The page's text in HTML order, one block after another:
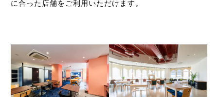
に合った店舗をご利用いただけます。